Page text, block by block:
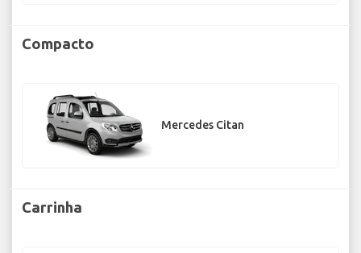
Compacto
Mercedes Citan
Carrinha